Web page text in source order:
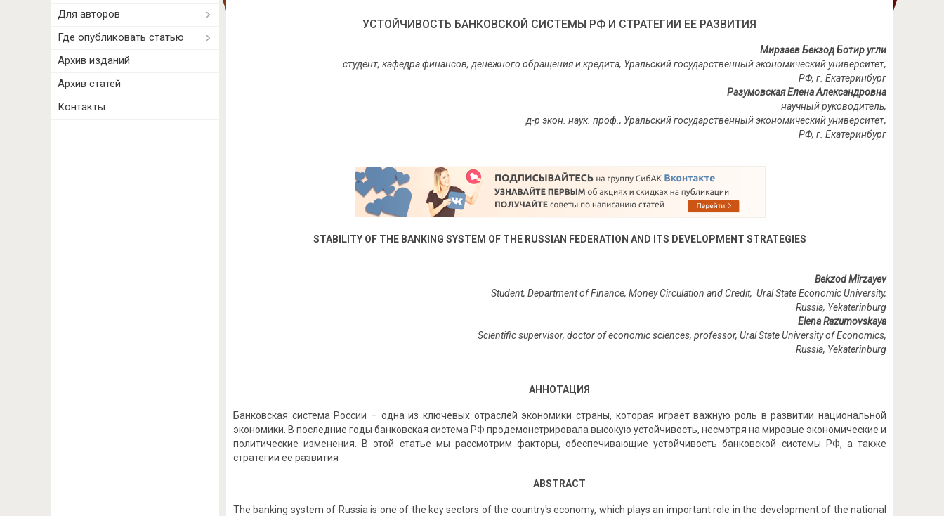
УСТОЙЧИВОСТЬ БАНКОВСКОЙ СИСТЕМЫ РФ И СТРАТЕГИИ ЕЕ РАЗВИТИЯ
Мирзаев Бекзод Ботир угли
студент, кафедра финансов, денежного обращения и кредита, Уральский государственный экономический университет,
РФ, г. Екатеринбург
Разумовская Елена Александровна
научный руководитель,
д-р экон. наук. проф., Уральский государственный экономический университет,
РФ, г. Екатеринбург
STABILITY OF THE BANKING SYSTEM OF THE RUSSIAN FEDERATION AND ITS DEVELOPMENT STRATEGIES
Bekzod Mirzayev
Student, Department of Finance, Money Circulation and Credit, Ural State Economic University,
Russia, Yekaterinburg
Elena Razumovskaya
Scientific supervisor, doctor of economic sciences, professor, Ural State University of Economics,
Russia, Yekaterinburg
АННОТАЦИЯ
Банковская система России – одна из ключевых отраслей экономики страны, которая играет важную роль в развитии национальной
экономики. В последние годы банковская система РФ продемонстрировала высокую устойчивость, несмотря на мировые экономические и
политические изменения. В этой статье мы рассмотрим факторы, обеспечивающие устойчивость банковской системы РФ, а также
стратегии ее развития
ABSTRACT
The banking system of Russia is one of the key sectors of the country's economy, which plays an important role in the development of the national
Для авторов
Где опубликовать статью
Архив изданий
Архив статей
Контакты